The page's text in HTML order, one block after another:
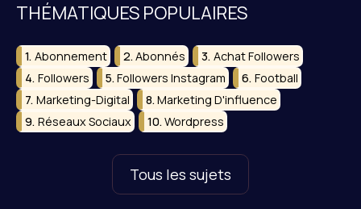
THÉMATIQUES POPULAIRES
Abonnement Abonnés
Achat Followers
Followers
Followers Instagram
Football
Marketing-Digital
Marketing D'influence
Réseaux Sociaux
Wordpress
Tous les sujets